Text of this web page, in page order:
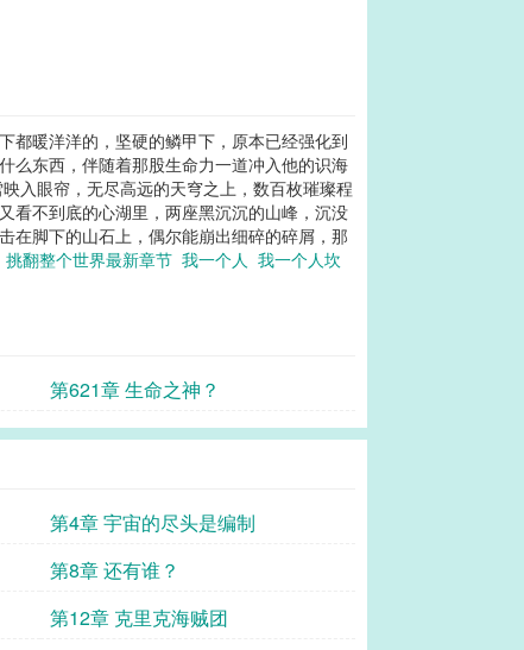
都暖洋洋的，坚硬的鳞甲下，原本已经强化到
么东西，伴随着那股生命力一道冲入他的识海
入眼帘，无尽高远的天穹之上，数百枚璀璨程
看不到底的心湖里，两座黑沉沉的山峰，沉没
在脚下的山石上，偶尔能崩出细碎的碎屑，那
挑翻整个世界最新章节 我一个人 我一个人坎
第621章 生命之神？
第4章 宇宙的尽头是编制
第8章 还有谁？
第12章 克里克海贼团